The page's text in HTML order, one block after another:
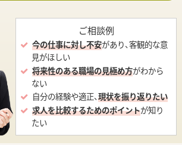
ご相談例
今の仕事に対し不安があり、客観的な意
見がほしい
将来性のある職場の見極め方がわから
ない
自分の経験や適正、現状を振り返りたい
求人を比較するためのポイントが知り
たい